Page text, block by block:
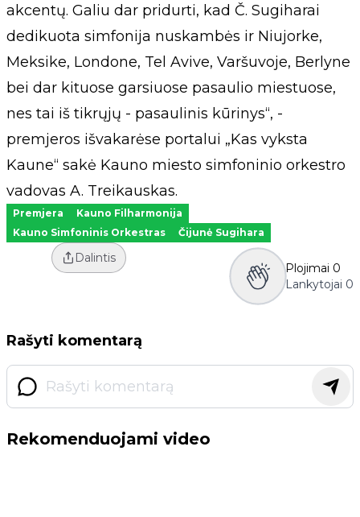
akcentų. Galiu dar pridurti, kad Č. Sugiharai
dedikuota simfonija nuskambės ir Niujorke,
Meksike, Londone, Tel Avive, Varšuvoje, Berlyne
bei dar kituose garsiuose pasaulio miestuose,
nes tai iš tikrųjų - pasaulinis kūrinys“, -
premjeros išvakarėse portalui „Kas vyksta
Kaune“ sakė Kauno miesto simfoninio orkestro
vadovas A. Treikauskas.
Premjera
Kauno Filharmonija
Kauno Simfoninis Orkestras
Čijunė Sugihara
Dalintis
Plojimai 0
Lankytojai 0
Rašyti komentarą
Rekomenduojami video